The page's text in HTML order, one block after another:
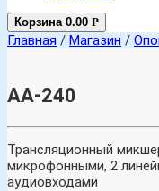
Корзина 0.00 Р
Главная / Магазин /
AA-240
Трансляционный
микрофонными, 2
аудиовходами